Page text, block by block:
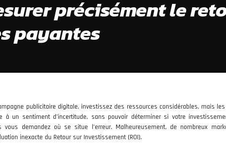
précisément le
payantes
publicitaire digitale, investissez des ressources considérables, mais
à un sentiment d’incertitude, sans pouvoir déterminer si votre
demandez où se situe l’erreur. Malheureusement, de nombreux
inexacte du Retour sur Investissement (ROI).